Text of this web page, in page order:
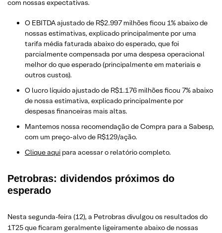
com nossas expectativas.
O EBITDA ajustado de R$2.997 milhões ficou 1% abaixo de
nossas estimativas, explicado principalmente por uma
tarifa média faturada abaixo do esperado, que foi
parcialmente compensada por uma despesa operacional
melhor do que esperado (principalmente em materiais e
outros custos).
O lucro líquido ajustado de R$1.176 milhões ficou 7% abaixo
de nossa estimativa, explicado principalmente por
despesas financeiras mais altas.
Mantemos nossa recomendação de Compra para a Sabesp,
com um preço-alvo de R$129/ação.
​Clique aqui para acessar o relatório completo.
Petrobras: dividendos próximos do
esperado
Nesta segunda-feira (12), a Petrobras divulgou os resultados do
1T25 que ficaram geralmente ligeiramente abaixo de nossas